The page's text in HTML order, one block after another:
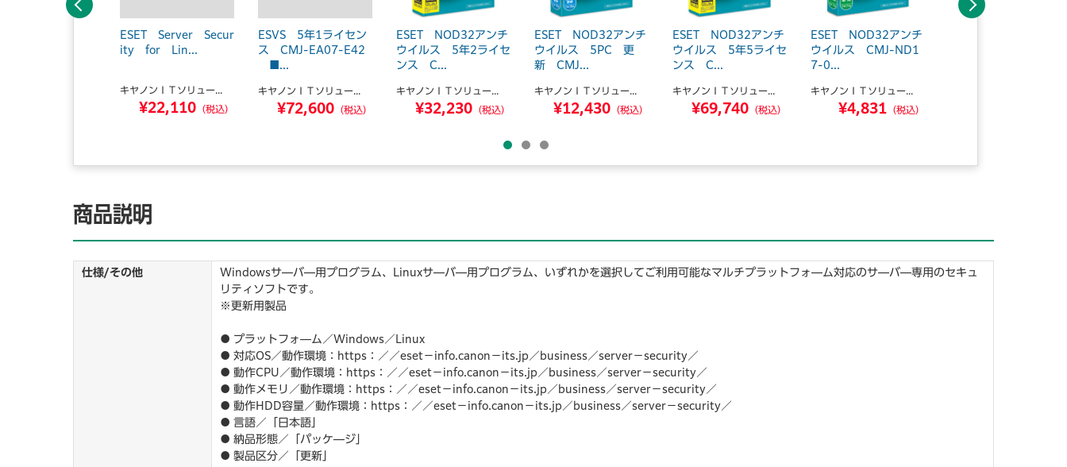
ESET Server Secur
ity for Lin...
キヤノンＩＴソリュー...
¥22,110 （税込）
ESVS 5年1ライセン
ス CMJ-EA07-E42
■...
キヤノンＩＴソリュー...
¥72,600 （税込）
ESET NOD32アンチ
ウイルス 5年2ライセ
ンス C...
キヤノンＩＴソリュー...
¥32,230 （税込）
ESET NOD32アンチ
ウイルス 5PC 更
新 CMJ...
キヤノンＩＴソリュー...
¥12,430 （税込）
ESET NOD32アンチ
ウイルス 5年5ライセ
ンス C...
キヤノンＩＴソリュー...
¥69,740 （税込）
ESET NOD32アンチ
ウイルス CMJ-ND1
7-0...
キヤノンＩＴソリュー...
¥4,831 （税込）
前へ 次へ
商品説明
仕様/その他
Windowsサ―バ―用プログラム、Linuxサ―バ―用プログラム、いずれかを選択してご利用可能なマルチプラットフォ―ム対応のサ―バ―専用のセキュ
リティソフトです。
※更新用製品
● プラットフォ―ム／Windows／Linux
● 対応OS／動作環境：https：／／eset－info.canon－its.jp／business／server－security／
● 動作CPU／動作環境：https：／／eset－info.canon－its.jp／business／server－security／
● 動作メモリ／動作環境：https：／／eset－info.canon－its.jp／business／server－security／
● 動作HDD容量／動作環境：https：／／eset－info.canon－its.jp／business／server－security／
● 言語／「日本語」
● 納品形態／「パッケ―ジ」
● 製品区分／「更新」